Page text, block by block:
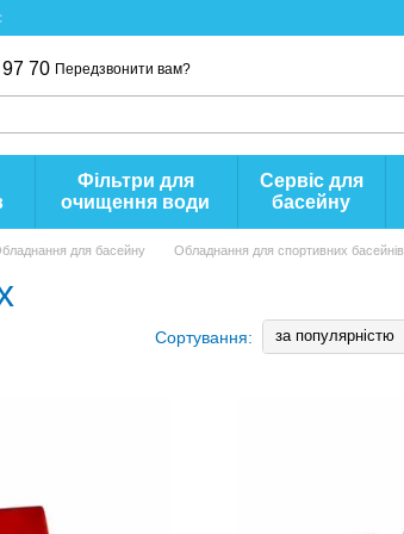
70 Передзвонити вам?
Фільтри для
очищення води
Сервіс для
басейну
для басейну Обладнання для спортивних басейнів
Сортування: за популярністю